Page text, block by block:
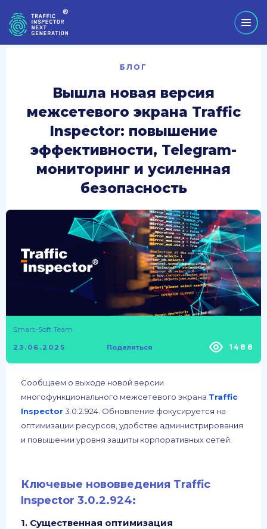
БЛОГ
Вышла новая версия
межсетевого экрана Traffic
Inspector: повышение
эффективности, Telegram-
мониторинг и усиленная
безопасность
Smart-Soft Team
23.06.2025 Поделиться 1488
Сообщаем о выходе новой версии
многофункционального межсетевого экрана Traffic
Inspector3.0.2.924. Обновление фокусируется на
оптимизации ресурсов, удобстве администрирования
и повышении уровня защиты корпоративных сетей.
Ключевые нововведения Traffic
Inspector 3.0.2.924:
1. Существенная оптимизация